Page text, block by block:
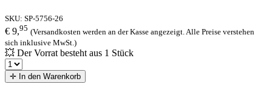
SKU: SP-5756-26
€ 9,95 (Versandkosten werden an der Kasse angezeigt. Alle Preise verstehen
sich inklusive MwSt.)
💥 Der Vorrat besteht aus 1 Stück
✛ In den Warenkorb